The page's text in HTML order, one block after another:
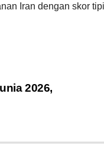
Iran dengan skor
2026,